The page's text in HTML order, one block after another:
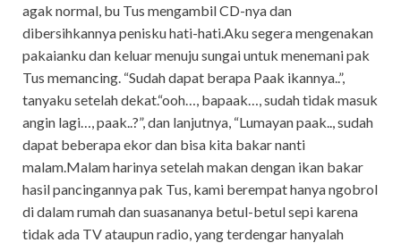
agak normal, bu Tus mengambil CD-nya dan
dibersihkannya penisku hati-hati.Aku segera mengenakan
pakaianku dan keluar menuju sungai untuk menemani pak
Tus memancing. “Sudah dapat berapa Paak ikannya..”,
tanyaku setelah dekat.“ooh…, bapaak…, sudah tidak masuk
angin lagi…, paak..?”, dan lanjutnya, “Lumayan paak.., sudah
dapat beberapa ekor dan bisa kita bakar nanti
malam.Malam harinya setelah makan dengan ikan bakar
hasil pancingannya pak Tus, kami berempat hanya ngobrol
di dalam rumah dan suasananya betul-betul sepi karena
tidak ada TV ataupun radio, yang terdengar hanyalah